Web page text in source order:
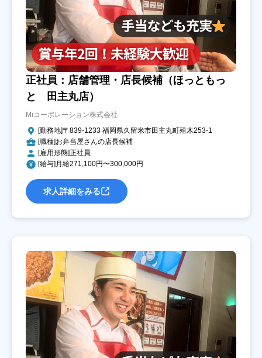
正社員：店舗管理・店長候補（ほっともっ
と 田主丸店）
Miコーポレーション株式会社
[勤務地]〒839-1233 福岡県久留米市田主丸町殖木253-1
[職種]お弁当屋さんの店長候補
[雇用形態]正社員
[給与]月給271,100円〜300,000円
求人詳細をみる